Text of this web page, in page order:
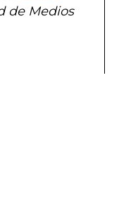
de Medios